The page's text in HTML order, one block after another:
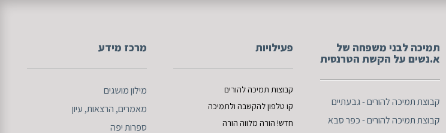
תמיכה לבני משפחה של
א.נשים על הקשת הטרנסית
קבוצת תמיכה להורים - גבעתיים
קבוצת תמיכה להורים - כפר סבא
פעילויות
קבוצות תמיכה להורים
קו טלפון להקשבה ולתמיכה
חדש! הורה מלווה הורה
מרכז מידע
מילון מושגים
מאמרים, הרצאות, עיון
ספרותיפה